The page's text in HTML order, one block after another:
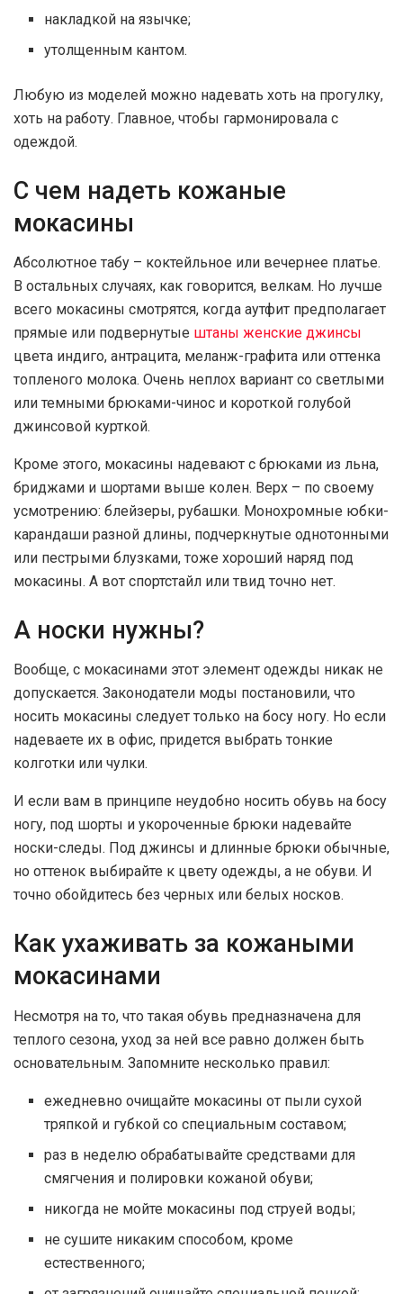
накладкой на язычке;
утолщенным кантом.
Любую из моделей можно надевать хоть на прогулку,
хоть на работу. Главное, чтобы гармонировала с
одеждой.
С чем надеть кожаные
мокасины
Абсолютное табу – коктейльное или вечернее платье.
В остальных случаях, как говорится, велкам. Но лучше
всего мокасины смотрятся, когда аутфит предполагает
прямые или подвернутые штаны женские джинсы
цвета индиго, антрацита, меланж-графита или оттенка
топленого молока. Очень неплох вариант со светлыми
или темными брюками-чинос и короткой голубой
джинсовой курткой.
Кроме этого, мокасины надевают с брюками из льна,
бриджами и шортами выше колен. Верх – по своему
усмотрению: блейзеры, рубашки. Монохромные юбки-
карандаши разной длины, подчеркнутые однотонными
или пестрыми блузками, тоже хороший наряд под
мокасины. А вот спортстайл или твид точно нет.
А носки нужны?
Вообще, с мокасинами этот элемент одежды никак не
допускается. Законодатели моды постановили, что
носить мокасины следует только на босу ногу. Но если
надеваете их в офис, придется выбрать тонкие
колготки или чулки.
И если вам в принципе неудобно носить обувь на босу
ногу, под шорты и укороченные брюки надевайте
носки-следы. Под джинсы и длинные брюки обычные,
но оттенок выбирайте к цвету одежды, а не обуви. И
точно обойдитесь без черных или белых носков.
Как ухаживать за кожаными
мокасинами
Несмотря на то, что такая обувь предназначена для
теплого сезона, уход за ней все равно должен быть
основательным. Запомните несколько правил:
ежедневно очищайте мокасины от пыли сухой
тряпкой и губкой со специальным составом;
раз в неделю обрабатывайте средствами для
смягчения и полировки кожаной обуви;
никогда не мойте мокасины под струей воды;
не сушите никаким способом, кроме
естественного;